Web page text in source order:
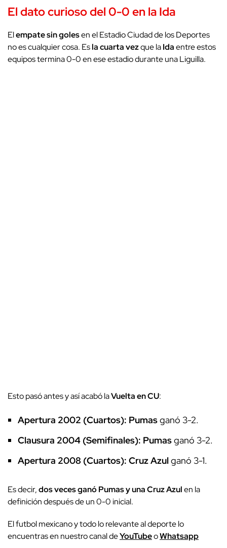
El dato curioso del 0-0 en laIda
Elempate sin golesen el Estadio Ciudad de los Deportes
no es cualquier cosa. Esla cuarta vezque laIdaentre estos
equipos termina 0-0 en ese estadio durante una Liguilla.
Esto pasó antes y así acabó laVuelta en CU:
Apertura 2002 (Cuartos): Pumasganó 3-2.
Clausura 2004 (Semifinales): Pumasganó 3-2.
Apertura 2008 (Cuartos): Cruz Azulganó 3-1.
Es decir,dos veces ganó Pumas y una Cruz Azulen la
definición después de un 0-0 inicial.
El futbol mexicano y todo lo relevante al deporte lo
encuentras en nuestro canal deYouTubeoWhatsapp